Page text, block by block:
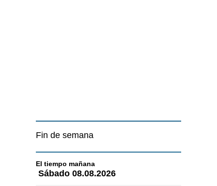
Fin de semana
El tiempo mañana
Sábado 08.08.2026